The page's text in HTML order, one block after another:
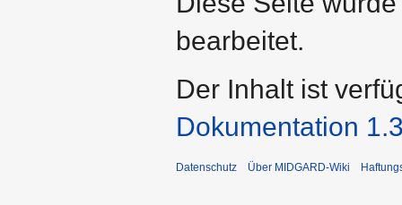
bearbeitet.
Der Inhalt ist
Dokumentation
Datenschutz Über MIDGARD-Wiki